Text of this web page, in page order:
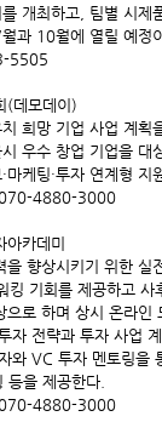
개최하고, 팀별 시제
과 10월에 열릴 예정
5505
(데모데이)
희망 기업 사업 계획
우수 창업 기업을 대
케팅·투자 연계형 지
070-4880-3000
카데미
을 향상시키기 위한 실
킹 기회를 제공하고 사
으로 하며 상시 온라인
자 전략과 투자 사업
와 VC 투자 멘토링을
을 제공한다.
070-4880-3000